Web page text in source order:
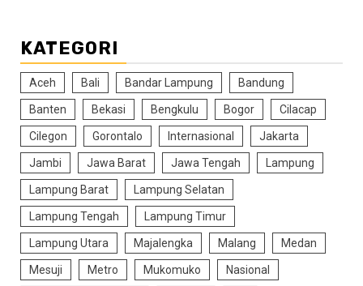
KATEGORI
Aceh Bali Bandar Lampung Bandung
Banten Bekasi Bengkulu Bogor Cilacap
Cilegon Gorontalo Internasional Jakarta
Jambi Jawa Barat Jawa Tengah Lampung
Lampung Barat Lampung Selatan
Lampung Tengah Lampung Timur
Lampung Utara Majalengka Malang Medan
Mesuji Metro Mukomuko Nasional